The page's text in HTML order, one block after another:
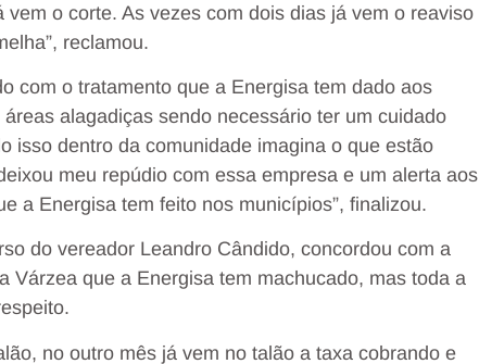
o corte. As vezes com dois dias já vem o reaviso
reclamou.
com o tratamento que a Energisa tem dado aos
alagadiças sendo necessário ter um cuidado
isso dentro da comunidade imagina o que estão
meu repúdio com essa empresa e um alerta aos
a Energisa tem feito nos municípios”, finalizou.
do vereador Leandro Cândido, concordou com a
Várzea que a Energisa tem machucado, mas toda a
no outro mês já vem no talão a taxa cobrando e